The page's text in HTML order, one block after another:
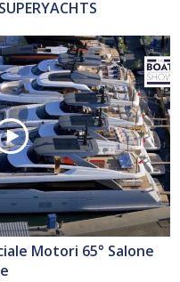
Motori 65° Salone